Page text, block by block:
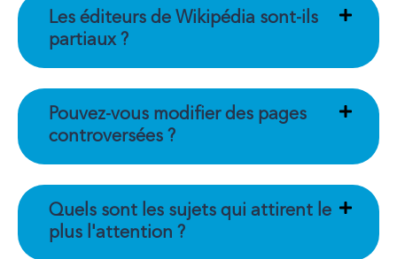
Les éditeurs de Wikipédia sont-ils
partiaux ?
Pouvez-vous modifier des pages
controversées ?
Quels sont les sujets qui attirent le
plus l'attention ?